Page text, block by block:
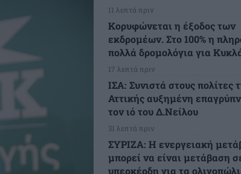
11 λεπτά πριν
Κορυφώνεται η έξοδος των
εκδρομέων. Στο 100% η
πολλά δρομολόγια για
17 λεπτά πριν
ΙΣΑ: Συνιστά στους πολίτες
Αττικής αυξημένη
τον ιό του Δ.Νείλου
31 λεπτά πριν
ΣΥΡΙΖΑ: Η ενεργειακή
μπορεί να είναι μετάβαση
υπερκέρδη για τα